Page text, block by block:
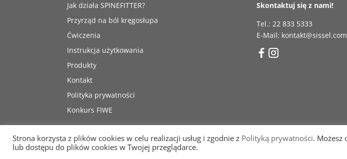
Jak działa SPINEFITTER?
Przyrząd na ból kręgosłupa
Ćwiczenia
Instrukcja użytkowania
Produkty
Kontakt
Polityka prywatności
Konkurs FIWE
Skontaktuj się z nami!
Tel.: 22 833 5333
E-Mail:
Strona korzysta z plików cookies w celu realizacji usług i zgodnie z Polityką prywatności. Możesz
lub dostępu do plików cookies w Twojej przeglądarce.